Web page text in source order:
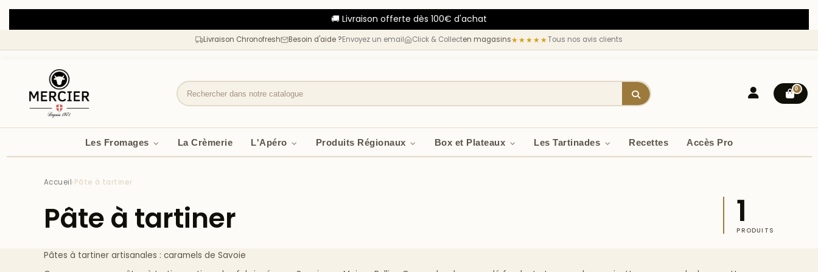
🚚 Livraison offerte dès 100€ d'achat
Livraison Chronofresh Besoin d'aide ?Envoyez un email Click & Collecten magasins★★★★★Tous nos avis clients
0
Les Fromages La Crèmerie L'Apéro Produits Régionaux Box et Plateaux Les Tartinades Recettes Accès Pro
Accueil›Pâte à tartiner
Pâte à tartiner 1
PRODUITS
Pâtes à tartiner artisanales : caramels de Savoie